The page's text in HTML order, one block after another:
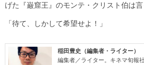
げた『巌窟王』のモンテ・クリスト伯は言
「待て、しかして希望せよ！」
稲田豊史（編集者・ライター）
編集者／ライター。キネマ旬報